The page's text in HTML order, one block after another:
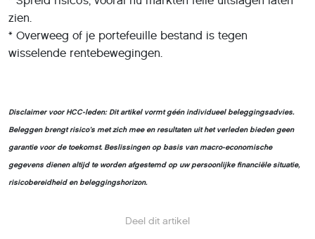
Deel dit artikel
zien.
* Overweeg of je portefeuille bestand is tegen
wisselende rentebewegingen.
Disclaimer voor HCC-leden: Dit artikel vormt géén individueel beleggingsadvies.
Beleggen brengt risico’s met zich mee en resultaten uit het verleden bieden geen
garantie voor de toekomst. Beslissingen op basis van macro-economische
gegevens dienen altijd te worden afgestemd op uw persoonlijke financiële situatie,
risicobereidheid en beleggingshorizon.